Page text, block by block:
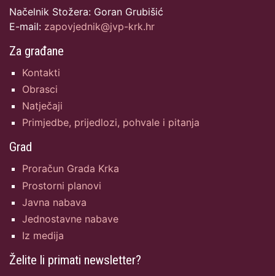
Načelnik Stožera: Goran Grubišić
E-mail: zapovjednik@jvp-krk.hr
Za građane
Kontakti
Obrasci
Natječaji
Primjedbe, prijedlozi, pohvale i pitanja
Grad
Proračun Grada Krka
Prostorni planovi
Javna nabava
Jednostavne nabave
Iz medija
Želite li primati newsletter?